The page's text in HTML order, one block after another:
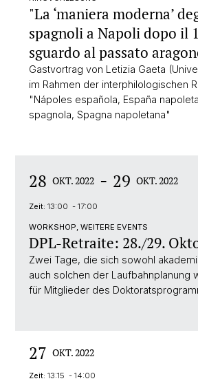
"La ‘maniera moderna’
spagnoli a Napoli dopo il
sguardo al passato
Gastvortrag von Letizia Gaeta
im Rahmen der interphilologischen
"Nápoles española, España
spagnola, Spagna napoletana"
28 OKT. 2022 - 29 OKT. 2022
Zeit: 13:00 - 17:00
WORKSHOP, WEITERE EVENTS
DPL-Retraite: 28./29.
Zwei Tage, die sich sowohl
auch solchen der Laufbahnplanung
für Mitglieder des
27 OKT. 2022
Zeit: 13:15 - 14:00